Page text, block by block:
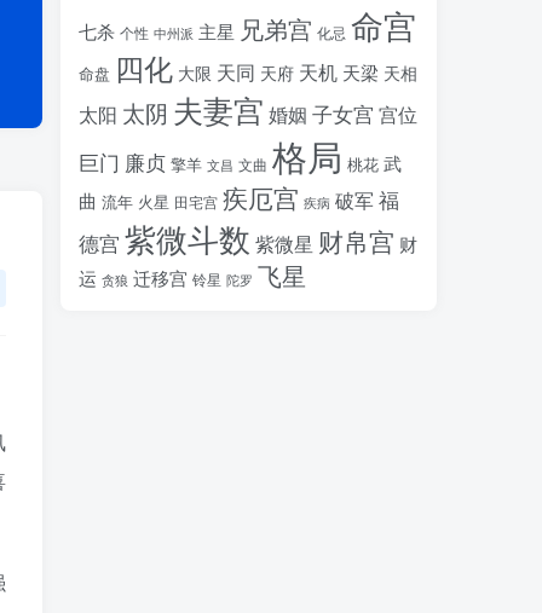
七杀 个性 中州派 主星 兄弟宫 化忌 命宫
命盘 四化 大限 天同 天府 天机 天梁 天相
太阳 太阴 夫妻宫 婚姻 子女宫 宫位
巨门 廉贞 擎羊 文昌 文曲 格局 桃花 武
曲 流年 火星 田宅宫 疾厄宫 疾病 破军福
德宫 紫微斗数 紫微星 财帛宫 财
运 贪狼 迁移宫 铃星 陀罗 飞星